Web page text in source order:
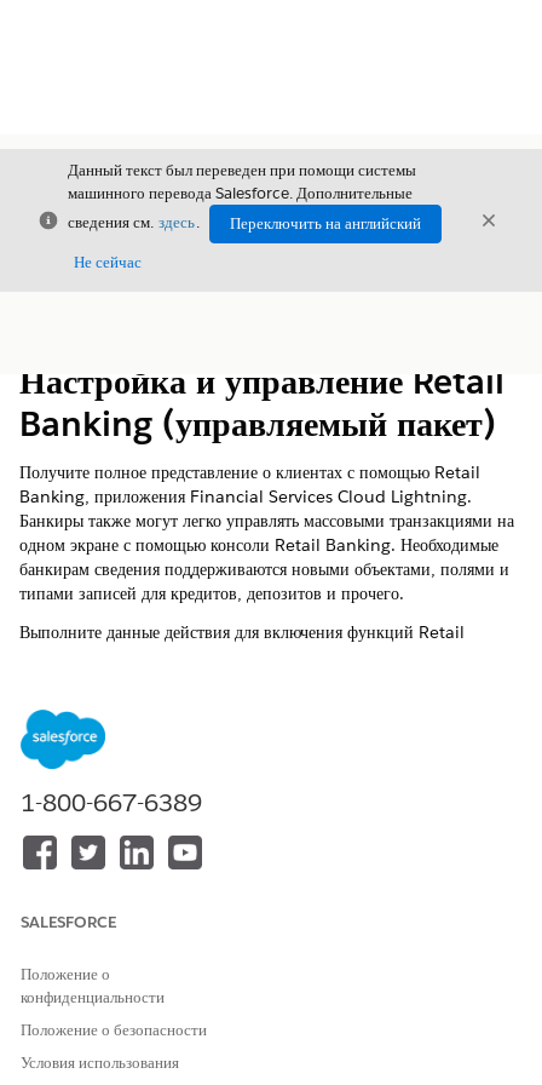
Закрыть
Данный текст был переведен при помощи системы
машинного перевода Salesforce. Дополнительные
сведения см. здесь.
Переключить на английский
Не сейчас
Настройка и управление Retail
Banking (управляемый пакет)
Получите полное представление о клиентах с помощью Retail
Banking, приложения Financial Services Cloud Lightning.
Банкиры также могут легко управлять массовыми транзакциями на
одном экране с помощью консоли Retail Banking. Необходимые
банкирам сведения поддерживаются новыми объектами, полями и
типами записей для кредитов, депозитов и прочего.
Выполните данные действия для включения функций Retail
Это функция управляемого пакета Financial Services Cloud.
Создание личного профиля банкира (управляемый пакет)
Создайте профиль «Личный банкир» для определения
полномочий и параметров безопасности поля для всех
Включение полномочий профиля личного банкира
Включите полномочия и параметры безопасности поля для
Назначение набора полномочий доступа к кассиру
(управляемый пакет)
Создайте профиль пользователя-кассира и пользователя-кассира
перед назначением набора полномочий «Доступ к кассиру».
1-800-667-6389
SALESFORCE
Положение о
конфиденциальности
Положение о безопасности
Условия использования